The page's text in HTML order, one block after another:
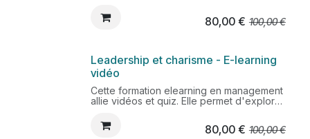
situation managériale tendue. Les
techniques d'écoute et méthodes pour
conflictuelles.
80,00€ 100,00€
Leadership et charisme - E-learning
vidéo
Cette formation elearning en management
allie vidéos et quiz. Elle permet d'explorer
de leadership, développer ses capacités
relationnelles face à ses collaborateurs et
80,00€ 100,00€